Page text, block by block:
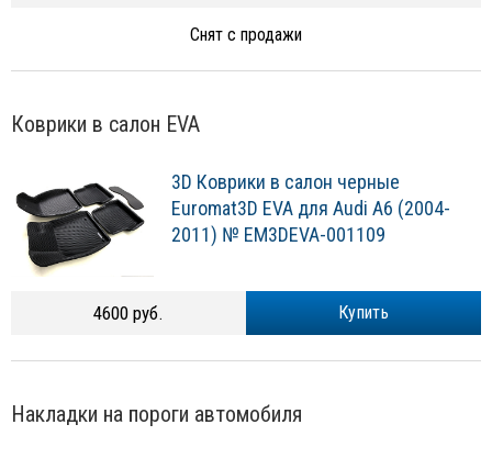
Снят с продажи
Коврики в салон EVA
3D Коврики в салон черные
Euromat3D EVA для Audi A6 (2004-
2011) № EM3DEVA-001109
Купить
4600 руб.
Накладки на пороги автомобиля